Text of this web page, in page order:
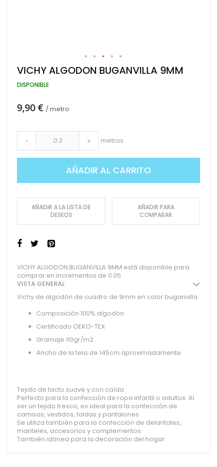
Saltar
al
comienzo
galería
VICHY ALGODON BUGANVILLA 9MM
DISPONIBLE
9,90 € / metro
- + metros
AÑADIR AL CARRITO
AÑADIR A LA LISTA DE
DESEOS
AÑADIR PARA
COMPARAR
VICHY ALGODON BUGANVILLA 9MM está disponible para
comprar en incrementos de 0.05
VISTA GENERAL
Vichy de algodón de cuadro de 9mm en color buganvilla
Composición 100% algodón
Certificado OEKO-TEX
Gramaje 110gr/m2
Ancho de la tela de 145cm aproximadamente
Tejido de tacto suave y con caída
Perfecto para la confección de ropa infantil o adultos. Al
ser un tejido fresco, es ideal para la confección de
camisas, vestidos, faldas y pantalones
Se utiliza también para la confección de delantales,
manteles, accesorios y complementos
También idónea para la decoración del hogar